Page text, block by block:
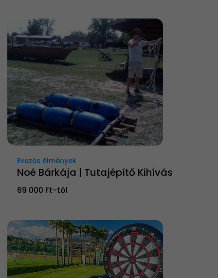
Evezős élmények
Noé Bárkája | Tutajépítő Kihívás
69 000 Ft-tól